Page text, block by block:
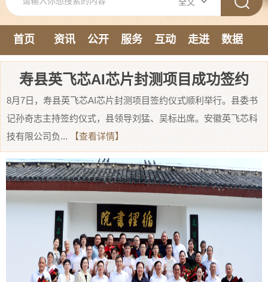
首页 资讯 公开 服务 互动 走进
数据
新媒体
寿县英飞芯AI芯片封测项目成功签约
8月7日，寿县英飞芯AI芯片封测项目签约仪式顺利举行。县委书
记孙奇志主持签约仪式，县领导刘猛、吴标出席。安徽英飞芯科
技有限公司负...
【查看详情】